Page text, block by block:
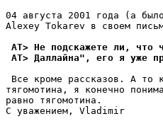
04 августа 2001 года (а
Alexey Tokarev в своем
AT> Не подскажете ли, что
AT> Даллайна", его я уже
Все кроме рассказов. А то
тягомотина, я конечно
равно тягомотина.
С уважением, Vladimir